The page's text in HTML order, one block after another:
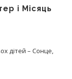
і Місяць
дітей – Сонце,